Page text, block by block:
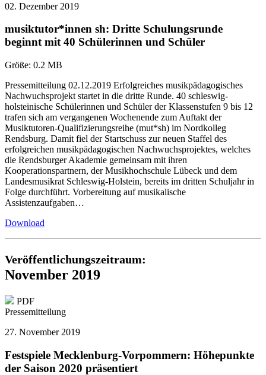
02. Dezember 2019
musiktutor*innen sh: Dritte Schulungsrunde
beginnt mit 40 Schülerinnen und Schüler
Größe: 0.2 MB
Pressemitteilung 02.12.2019 Erfolgreiches musikpädagogisches
Nachwuchsprojekt startet in die dritte Runde. 40 schleswig-
holsteinische Schülerinnen und Schüler der Klassenstufen 9 bis 12
trafen sich am vergangenen Wochenende zum Auftakt der
Musiktutoren-Qualifizierungsreihe (mut*sh) im Nordkolleg
Rendsburg. Damit fiel der Startschuss zur neuen Staffel des
erfolgreichen musikpädagogischen Nachwuchsprojektes, welches
die Rendsburger Akademie gemeinsam mit ihren
Kooperationspartnern, der Musikhochschule Lübeck und dem
Landesmusikrat Schleswig-Holstein, bereits im dritten Schuljahr in
Folge durchführt. Vorbereitung auf musikalische
Assistenzaufgaben…
Download
Veröffentlichungszeitraum:
November 2019
PDF
Pressemitteilung
27. November 2019
Festspiele Mecklenburg-Vorpommern: Höhepunkte
der Saison 2020 präsentiert